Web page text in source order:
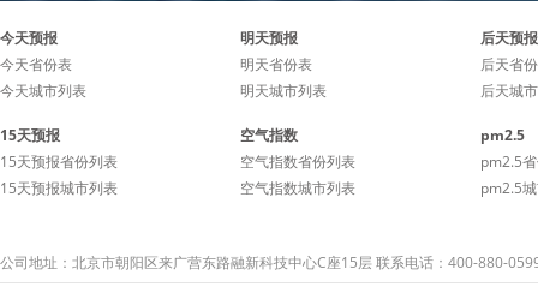
今天预报
今天省份表
今天城市列表
明天预报
明天省份表
明天城市列表
后天预报
后天省
后天城
15天预报
15天预报省份列表
15天预报城市列表
空气指数
空气指数省份列表
空气指数城市列表
pm2.5
pm2.5
pm2.5
公司地址：北京市朝阳区来广营东路融新科技中心C座15层 联系电话：400-880-